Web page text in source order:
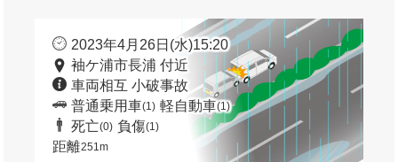
2023年4月26日(水)15:20
袖ケ浦市長浦 付近
車両相互 小破事故
普通乗用車(1) 軽自動車(1)
死亡(0) 負傷(1)
距離251m